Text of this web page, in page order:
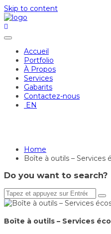
Skip to content
Accueil
Portfolio
À Propos
Services
Gabarits
Contactez-nous
EN
Home
Boîte à outils – Services
Do you want to search?
Boîte à outils – Services